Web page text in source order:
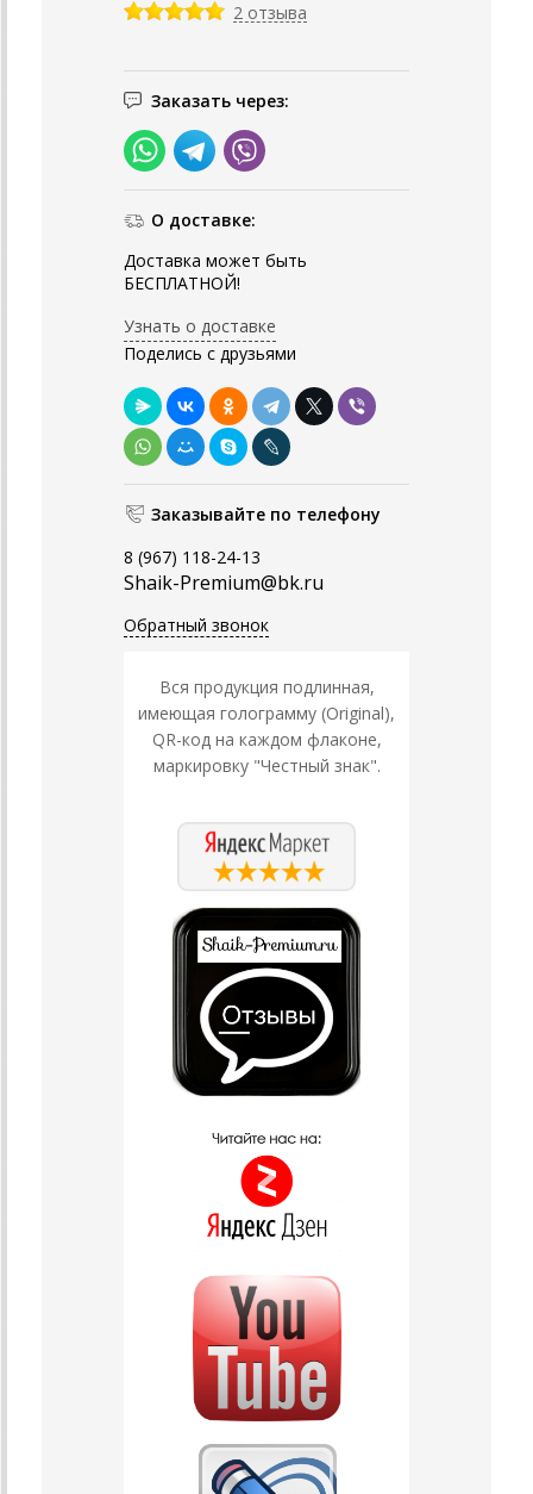
2 отзыва
Заказать через:
О доставке:
Доставка может быть
БЕСПЛАТНОЙ!
Узнать о доставке
Поделись с друзьями
Заказывайте по телефону
8 (967) 118-24-13
Shaik-Premium@bk.ru
Обратный звонок
Вся продукция подлинная,
имеющая голограмму (Original),
QR-код на каждом флаконе,
маркировку "Честный знак".